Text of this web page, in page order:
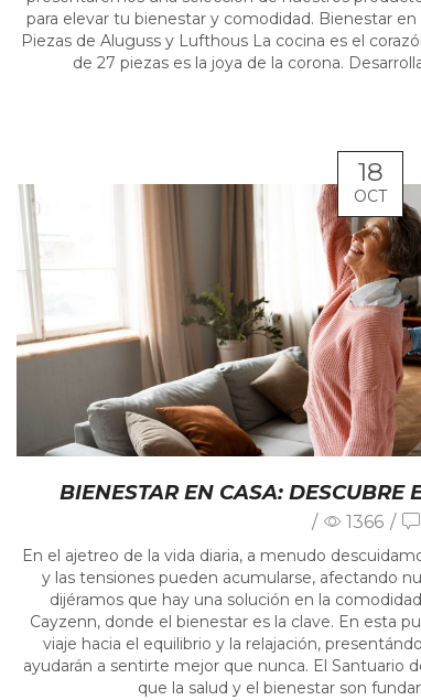
para elevar tu bienestar y comodidad. Bienestar
Piezas de Aluguss y Lufthous La cocina es el
de 27 piezas es la joya de la corona.
18
OCT
BIENESTAR EN CASA: DESCUBRE
/ 1366 /
En el ajetreo de la vida diaria, a menudo
y las tensiones pueden acumularse, afectando
dijéramos que hay una solución en la
Cayzenn, donde el bienestar es la clave. En esta
viaje hacia el equilibrio y la relajación,
ayudarán a sentirte mejor que nunca. El Santuario
que la salud y el bienestar son